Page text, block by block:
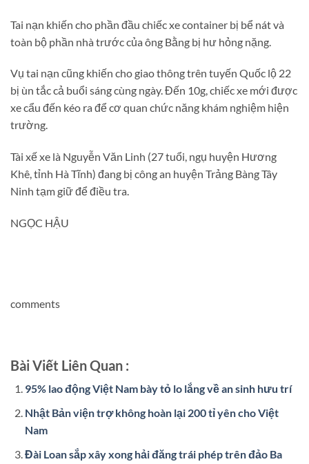
Tai nạn khiến cho phần đầu chiếc xe container bị bể nát và
toàn bộ phần nhà trước của ông Bằng bị hư hỏng nặng.
Vụ tai nạn cũng khiến cho giao thông trên tuyến Quốc lộ 22
bị ùn tắc cả buổi sáng cùng ngày. Đến 10g, chiếc xe mới được
xe cẩu đến kéo ra để cơ quan chức năng khám nghiệm hiện
trường.
Tài xế xe là Nguyễn Văn Linh (27 tuổi, ngụ huyện Hương
Khê, tỉnh Hà Tĩnh) đang bị công an huyện Trảng Bàng Tây
Ninh tạm giữ để điều tra.
NGỌC HẬU
comments
Bài Viết Liên Quan :
95% lao động Việt Nam bày tỏ lo lắng về an sinh hưu trí
Nhật Bản viện trợ không hoàn lại 200 tỉ yên cho Việt
Nam
Đài Loan sắp xây xong hải đăng trái phép trên đảo Ba